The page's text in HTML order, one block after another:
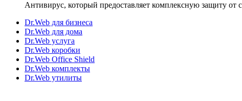
Антивирус, который предоставляет комплексную защиту
Dr.Web для бизнеса
Dr.Web для дома
Dr.Web услуга
Dr.Web коробки
Dr.Web Office Shield
Dr.Web комплекты
Dr.Web утилиты